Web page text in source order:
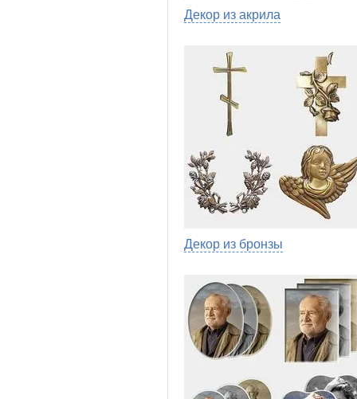
Декор из акрила
Декор из бронзы